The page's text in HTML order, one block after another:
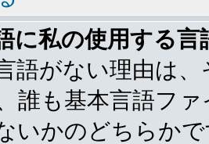
に私の使用する
語がない理由は
誰も基本言語フ
いかのどちらか